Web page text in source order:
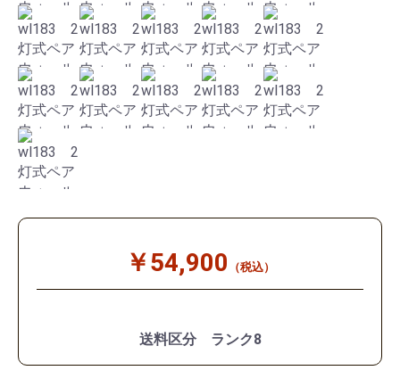
￥54,900 （税込）
送料区分 ランク8